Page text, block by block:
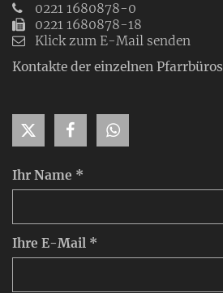
Ihr Name *
Ihre E-Mail *
0221 1680878-0
0221 1680878-18
Klick zum E-Mail senden
Kontakte der einzelnen Pfarrbüros